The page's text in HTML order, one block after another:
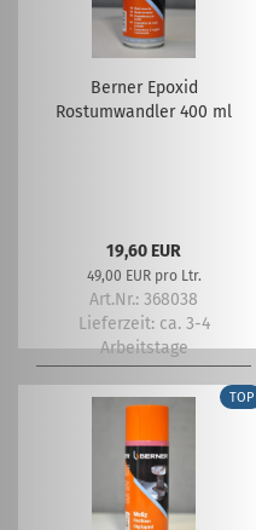
Berner Epoxid
Rostumwandler 400 ml
19,60 EUR
49,00 EUR pro Ltr.
Art.Nr.: 368038
Lieferzeit: ca. 3-4
Arbeitstage
TOP